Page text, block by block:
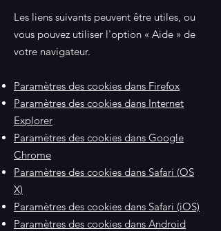
Les liens suivants peuvent être utiles, ou
vous pouvez utiliser l'option « Aide » de
votre navigateur.
Paramètres des cookies dans Firefox
Paramètres des cookies dans Internet
Explorer
Paramètres des cookies dans Google
Chrome
Paramètres des cookies dans Safari (OS
X)
Paramètres des cookies dans Safari (iOS)
Paramètres des cookies dans Android